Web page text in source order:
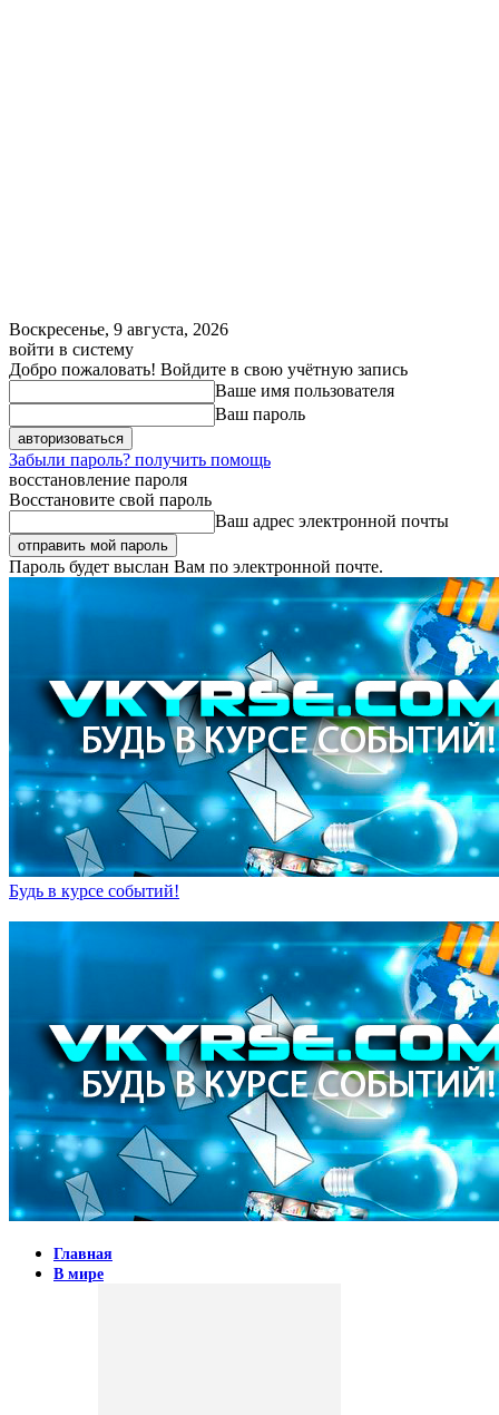
Воскресенье, 9 августа, 2026
войти в систему
Добро пожаловать! Войдите в свою учётную запись
Ваше имя пользователя
Ваш пароль
Забыли пароль? получить помощь
восстановление пароля
Восстановите свой пароль
Ваш адрес электронной почты
Пароль будет выслан Вам по электронной почте.
Будь в курсе событий!
Главная
В мире